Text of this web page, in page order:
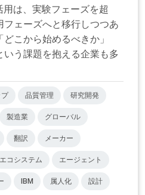
は、実験フェーズを超
フェーズへと移行しつつあ
こから始めるべきか」
いう課題を抱える企業も多
プ 品質管理 研究開発
製造業 グローバル
翻訳 メーカー
エコシステム エージェント
IBM 属人化 設計